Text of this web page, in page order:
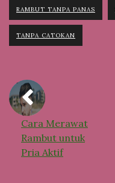
RAMBUT TANPA PANAS
TANPA CATOKAN
Cara Merawat
Rambut untuk
Pria Aktif